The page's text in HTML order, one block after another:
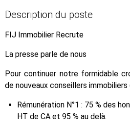
Description du poste
FIJ Immobilier Recrute
La presse parle de nous
Pour continuer notre formidable
de nouveaux conseillers immobiliers
Rémunération N°1 : 75 % des
HT de CA et 95 % au delà.